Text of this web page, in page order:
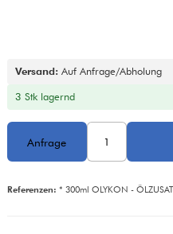
Versand: Auf Anfrage/Abholung
3 Stk lagernd
Referenzen: * 300ml OLYKON -